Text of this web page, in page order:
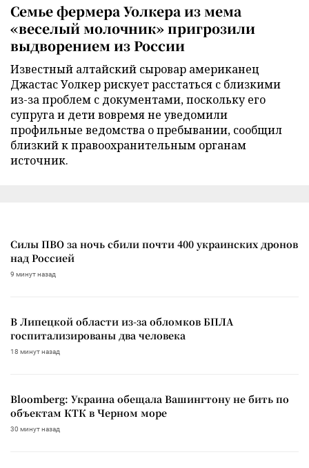
Семье фермера Уолкера из мема
«веселый молочник» пригрозили
выдворением из России
Известный алтайский сыровар американец
Джастас Уолкер рискует расстаться с близкими
из-за проблем с документами, поскольку его
супруга и дети вовремя не уведомили
профильные ведомства о пребывании, сообщил
близкий к правоохранительным органам
источник.
Силы ПВО за ночь сбили почти 400 украинских дронов
над Россией
9 минут назад
В Липецкой области из-за обломков БПЛА
госпитализированы два человека
18 минут назад
Bloomberg: Украина обещала Вашингтону не бить по
объектам КТК в Черном море
30 минут назад